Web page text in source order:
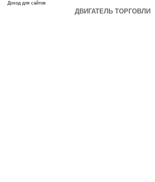
Доход для сайтов
ДВИГАТЕЛЬ ТОРГОВЛИ